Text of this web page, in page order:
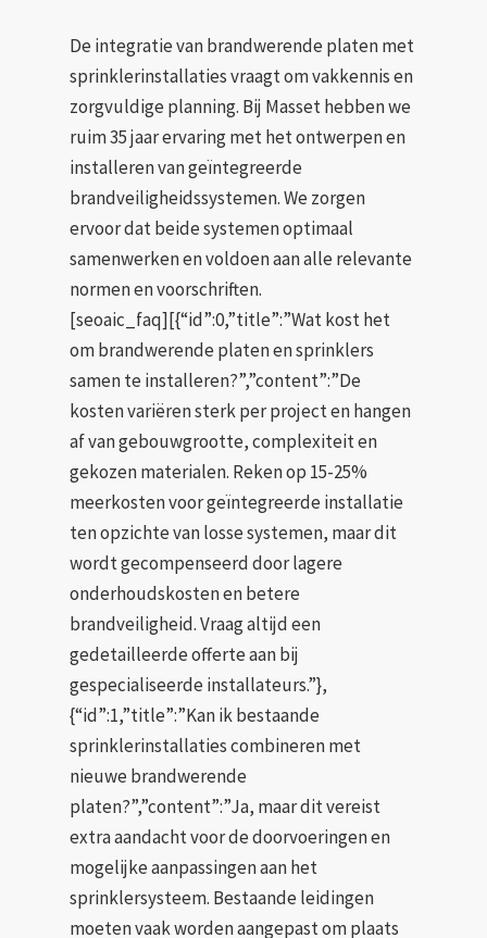
De integratie van brandwerende platen met
sprinklerinstallaties vraagt om vakkennis en
zorgvuldige planning. Bij Masset hebben we
ruim 35 jaar ervaring met het ontwerpen en
installeren van geïntegreerde
brandveiligheidssystemen. We zorgen
ervoor dat beide systemen optimaal
samenwerken en voldoen aan alle relevante
normen en voorschriften.
[seoaic_faq][{“id”:0,”title”:”Wat kost het
om brandwerende platen en sprinklers
samen te installeren?”,”content”:”De
kosten variëren sterk per project en hangen
af van gebouwgrootte, complexiteit en
gekozen materialen. Reken op 15-25%
meerkosten voor geïntegreerde installatie
ten opzichte van losse systemen, maar dit
wordt gecompenseerd door lagere
onderhoudskosten en betere
brandveiligheid. Vraag altijd een
gedetailleerde offerte aan bij
gespecialiseerde installateurs.”},
{“id”:1,”title”:”Kan ik bestaande
sprinklerinstallaties combineren met
nieuwe brandwerende
platen?”,”content”:”Ja, maar dit vereist
extra aandacht voor de doorvoeringen en
mogelijke aanpassingen aan het
sprinklersysteem. Bestaande leidingen
moeten vaak worden aangepast om plaats